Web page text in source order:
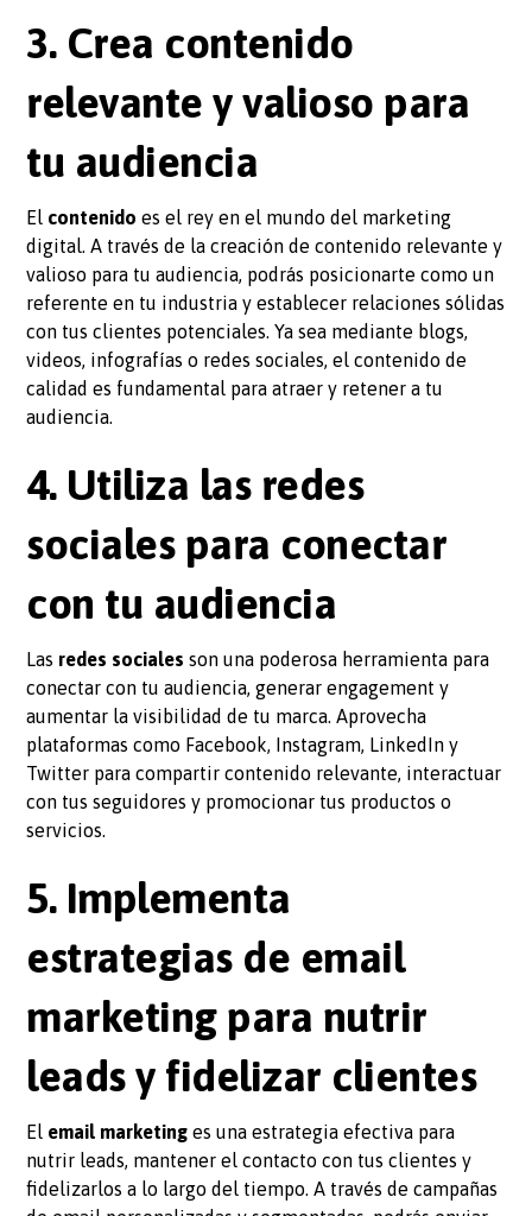
3. Crea contenido
relevante y valioso para
tu audiencia
El contenido es el rey en el mundo del marketing
digital. A través de la creación de contenido relevante y
valioso para tu audiencia, podrás posicionarte como un
referente en tu industria y establecer relaciones sólidas
con tus clientes potenciales. Ya sea mediante blogs,
videos, infografías o redes sociales, el contenido de
calidad es fundamental para atraer y retener a tu
audiencia.
4. Utiliza las redes
sociales para conectar
con tu audiencia
Las redes sociales son una poderosa herramienta para
conectar con tu audiencia, generar engagement y
aumentar la visibilidad de tu marca. Aprovecha
plataformas como Facebook, Instagram, LinkedIn y
Twitter para compartir contenido relevante, interactuar
con tus seguidores y promocionar tus productos o
servicios.
5. Implementa
estrategias de email
marketing para nutrir
leads y fidelizar clientes
El email marketing es una estrategia efectiva para
nutrir leads, mantener el contacto con tus clientes y
fidelizarlos a lo largo del tiempo. A través de campañas